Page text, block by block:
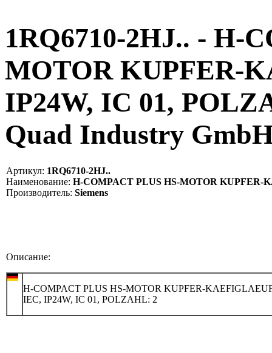
1RQ6710-2HJ.. - H-
MOTOR KUPFER-
IP24W, IC 01,
Quad Industry
Артикул: 1RQ6710-2HJ..
Наименование: H-COMPACT PLUS HS-MOTOR KUPFER-
Производитель: Siemens
Описание:
H-COMPACT PLUS HS-MOTOR KUPFER-
IEC, IP24W, IC 01, POLZAHL: 2